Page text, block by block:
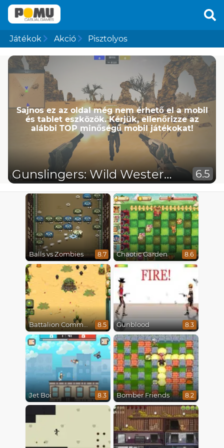
Játékok Akció Pisztolyos
Sajnos ez az oldal még nem érhető el a mobil
és tablet eszközök. Kérjük, ellenőrizze az
alábbi TOP minőségű mobil játékokat!
Gunslingers: Wild Western Wolf 6.5
Balls vs Zombies 8.7 Chaotic Garden 8.6
Battalion Commander 8.5 Gunblood 8.3
Jet Boi 8.3 Bomber Friends 8.2